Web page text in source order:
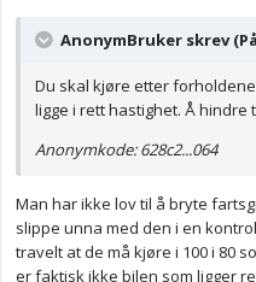
AnonymBruker skrev (På
Du skal kjøre etter
ligge i rett hastighet. Å hindre
Anonymkode: 628c2...064
Man har ikke lov til å bryte
slippe unna med den i en
travelt at de må kjøre i 100 i 80
er faktisk ikke bilen som ligger